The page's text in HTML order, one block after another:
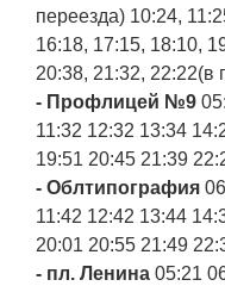
Курсы валют
переезда) 10:24,
16:18, 17:15, 18:10,
20:38, 21:32, 22:22(в
- Профлицей №9
11:32 12:32 13:34
19:51 20:45 21:39
- Облтипография
11:42 12:42 13:44
20:01 20:55 21:49
- пл. Ленина 05:21